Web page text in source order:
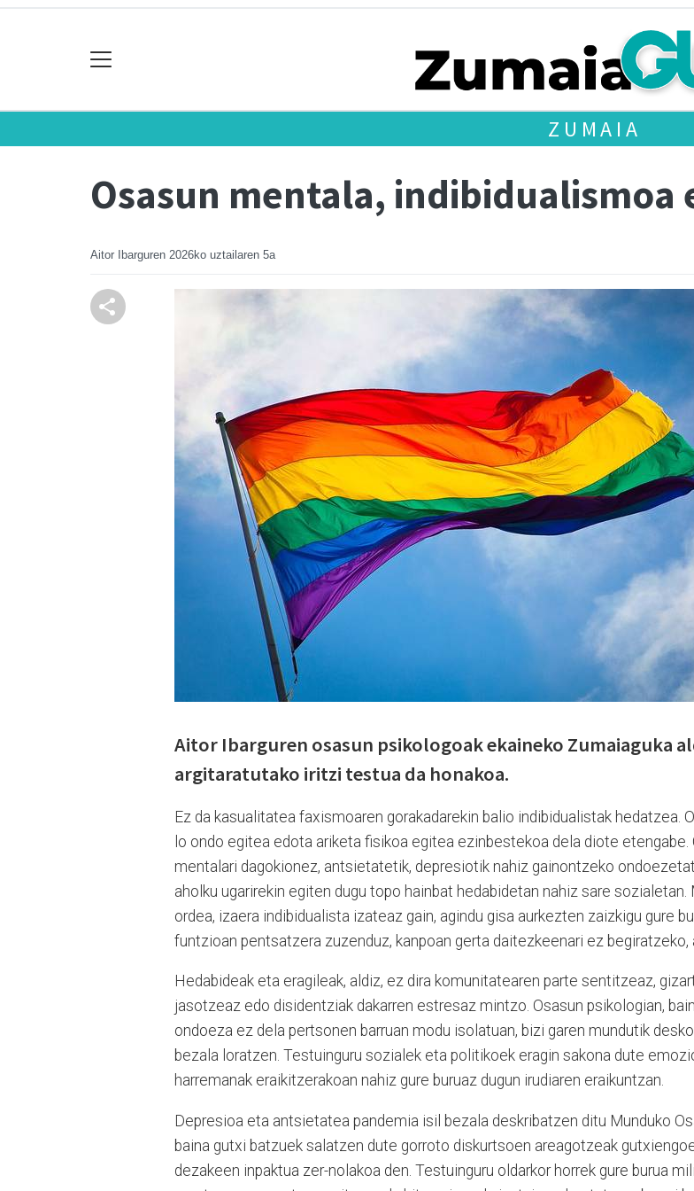
ZUMAIA
Osasun mentala, indibidualismoa
Aitor Ibarguren 2026ko uztailaren 5a
Aitor Ibarguren osasun psikologoak ekaineko Zumaiaguka
argitaratutako iritzi testua da honakoa.
Ez da kasualitatea faxismoaren gorakadarekin balio indibidualistak hedatzea.
lo ondo egitea edota ariketa fisikoa egitea ezinbestekoa dela diote etengabe.
mentalari dagokionez, antsietatetik, depresiotik nahiz gainontzeko
aholku ugarirekin egiten dugu topo hainbat hedabidetan nahiz sare sozialetan.
ordea, izaera indibidualista izateaz gain, agindu gisa aurkezten zaizkigu gure
funtzioan pentsatzera zuzenduz, kanpoan gerta daitezkeenari ez begiratzeko,
Hedabideak eta eragileak, aldiz, ez dira komunitatearen parte sentitzeaz,
jasotzeaz edo disidentziak dakarren estresaz mintzo. Osasun psikologian,
ondoeza ez dela pertsonen barruan modu isolatuan, bizi garen mundutik
bezala loratzen. Testuinguru sozialek eta politikoek eragin sakona dute
harremanak eraikitzerakoan nahiz gure buruaz dugun irudiaren eraikuntzan.
Depresioa eta antsietatea pandemia isil bezala deskribatzen ditu Munduko
baina gutxi batzuek salatzen dute gorroto diskurtsoen areagotzeak
dezakeen inpaktua zer-nolakoa den. Testuinguru oldarkor horrek gure burua